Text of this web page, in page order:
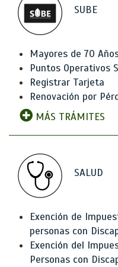
SUBE
Mayores de 70
Puntos Operativos
Registrar Tarjeta
Renovación por
MÁS TRÁMITES
SALUD
Exención de
personas con
Exención del
Personas con